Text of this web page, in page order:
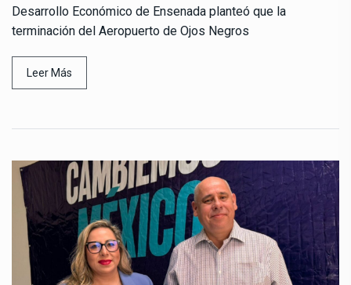
Desarrollo Económico de Ensenada planteó que la
terminación del Aeropuerto de Ojos Negros
Leer Más